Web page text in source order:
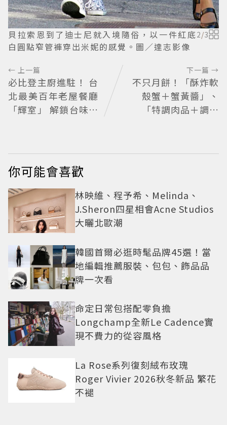
貝拉索恩到了迪士尼就入境隨俗，以一件紅底
白圓點窄管褲穿出米妮的感覺。圖／達志影像
2/3
← 上一篇
必比登主廚進駐！ 台
北最美百年老屋餐廳
「輝室」 解鎖台味記
下一篇 →
不只月餅！「酥炸軟
殼蟹＋蟹黃醬」、
「特調肉品＋調味
你可能會喜歡
林映維、程予希、Melinda、
J.Sheron四星相會Acne Studios
大曬北歐潮
韓國首爾必逛時髦品牌45選！當
地編輯推薦服裝、包包、飾品品
牌一次看
命定日常包搭配零負擔
Longchamp全新Le Cadence實
現不費力的從容風格
La Rose系列復刻絨布玫瑰
Roger Vivier 2026秋冬新品 繁花
不褪